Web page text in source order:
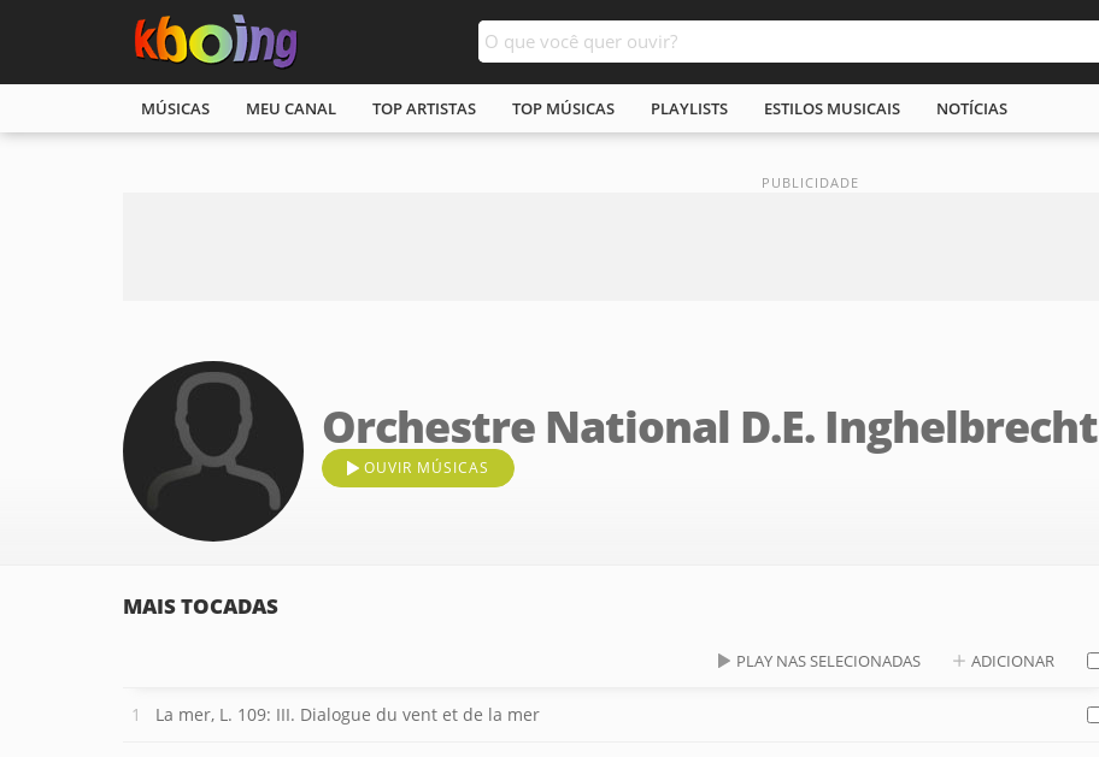
MÚSICAS MEU CANAL TOP ARTISTAS TOP MÚSICAS PLAYLISTS ESTILOS MUSICAIS NOTÍCIAS
Orchestre National D.E. Inghelbrecht
OUVIR MÚSICAS
MAIS TOCADAS
PLAY NAS SELECIONADAS ADICIONAR
La mer, L. 109: III. Dialogue du vent et de la mer